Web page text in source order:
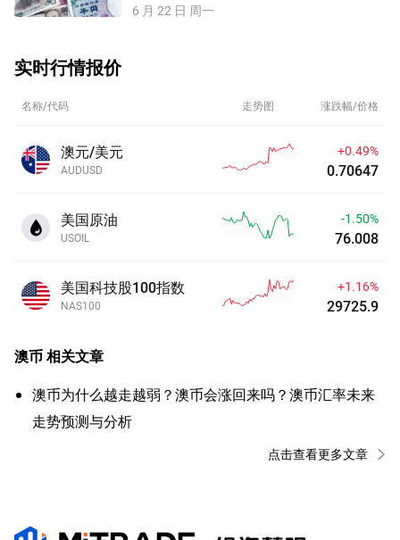
6 月 22 日 周一
实时行情报价
名称/代码 走势图 涨跌幅/价格
澳元/美元
AUDUSD
+0.49%
0.70647
美国原油
USOIL
-1.50%
76.008
美国科技股100指数
NAS100
+1.16%
29725.9
澳币相关文章
澳币为什么越走越弱？澳币会涨回来吗？澳币汇率未来
走势预测与分析
点击查看更多文章